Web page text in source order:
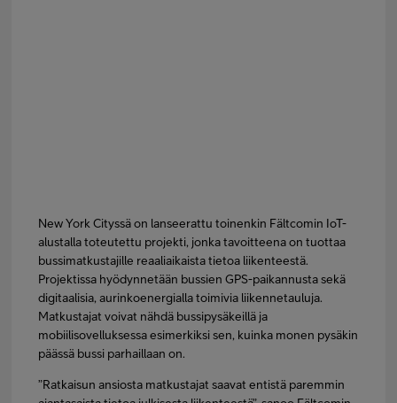
New York Cityssä on lanseerattu toinenkin Fältcomin IoT-
alustalla toteutettu projekti, jonka tavoitteena on tuottaa
bussimatkustajille reaaliaikaista tietoa liikenteestä.
Projektissa hyödynnetään bussien GPS-paikannusta sekä
digitaalisia, aurinkoenergialla toimivia liikennetauluja.
Matkustajat voivat nähdä bussipysäkeillä ja
mobiilisovelluksessa esimerkiksi sen, kuinka monen pysäkin
päässä bussi parhaillaan on.
”Ratkaisun ansiosta matkustajat saavat entistä paremmin